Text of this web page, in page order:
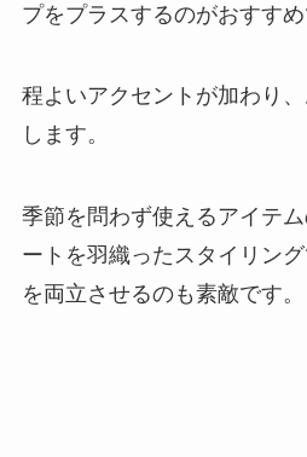
プをプラスするのがおすすめ
程よいアクセントが加わり
します。
季節を問わず使えるアイテ
ートを羽織ったスタイリン
を両立させるのも素敵です。